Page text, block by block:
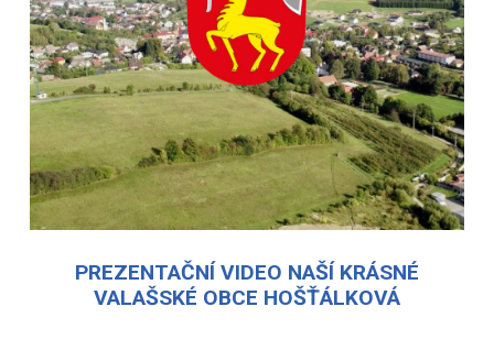
PREZENTAČNÍ VIDEO NAŠÍ KRÁSNÉ
VALAŠSKÉ OBCE HOŠŤÁLKOVÁ